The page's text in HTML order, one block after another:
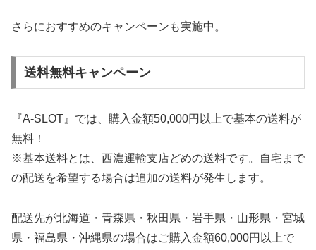
さらにおすすめのキャンペーンも実施中。
送料無料キャンペーン
『A-SLOT』では、購入金額50,000円以上で基本の送料が
無料！
※基本送料とは、西濃運輸支店どめの送料です。自宅まで
の配送を希望する場合は追加の送料が発生します。
配送先が北海道・青森県・秋田県・岩手県・山形県・宮城
県・福島県・沖縄県の場合はご購入金額60,000円以上で